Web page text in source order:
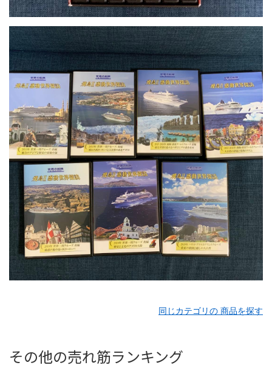
同じカテゴリの 商品を探す
その他の売れ筋ランキング